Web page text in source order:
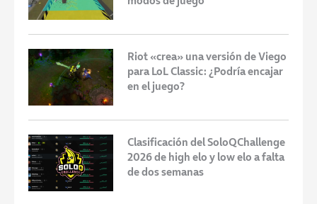
Riot «crea» una versión de Viego
para LoL Classic: ¿Podría encajar
en el juego?
Clasificación del SoloQChallenge
2026 de high elo y low elo a falta
de dos semanas